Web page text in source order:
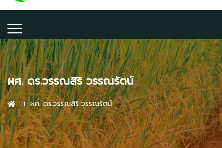
ผศ. ดร.วรรณสิริ วรรณรัตน์
ผศ. ดร.วรรณสิริ วรรณรัตน์